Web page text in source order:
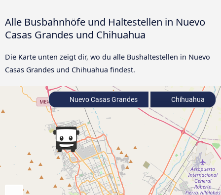
Alle Busbahnhöfe und Haltestellen in Nuevo
Casas Grandes und Chihuahua
Die Karte unten zeigt dir, wo du alle Bushaltestellen in Nuevo
Casas Grandes und Chihuahua findest.
Nuevo Casas Grandes Chihuahua